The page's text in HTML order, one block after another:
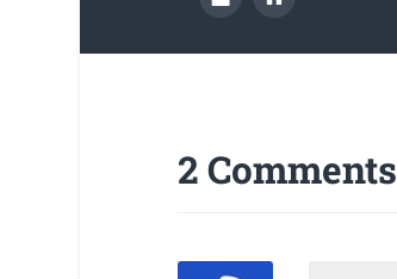
2 Comments